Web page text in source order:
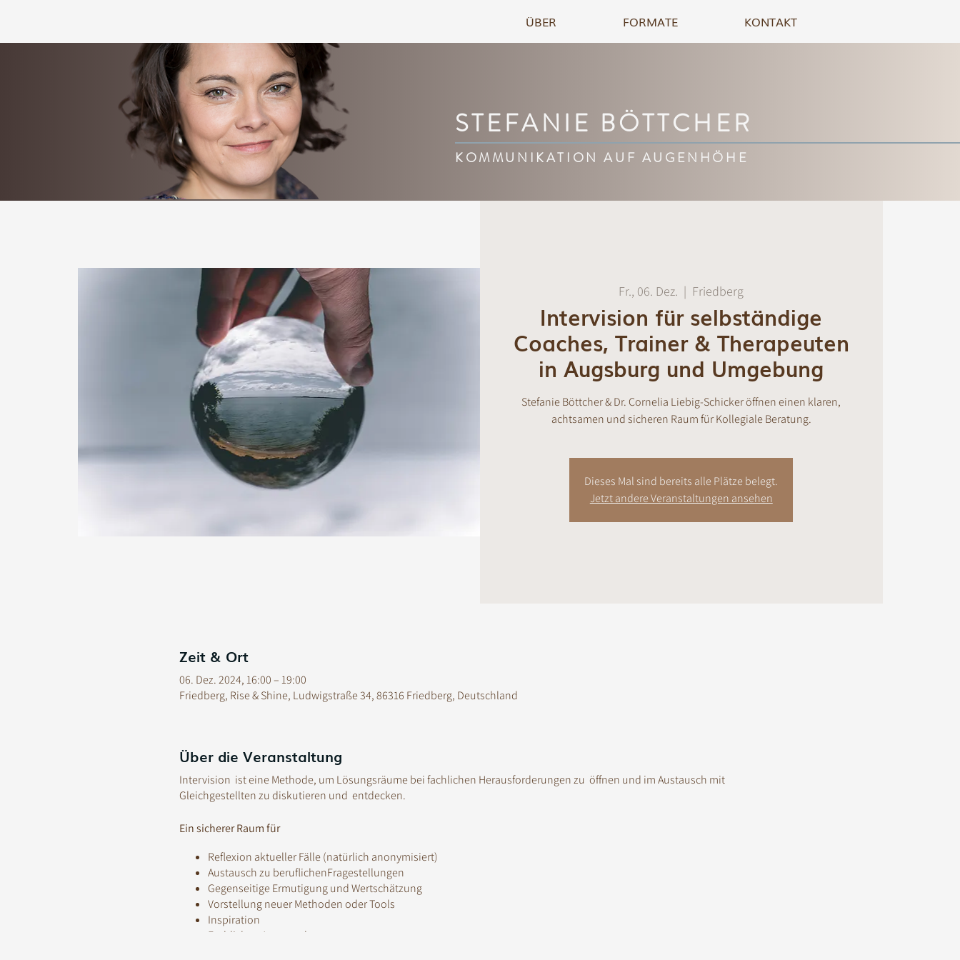
ÜBER FORMATE KONTAKT
STEFANIE BÖTTCHER
KOMMUNIKATION AUF AUGENHÖHE
Fr., 06. Dez.
  |
Friedberg
Intervision für selbständige
Coaches, Trainer & Therapeuten
in Augsburg und Umgebung
Stefanie Böttcher & Dr. Cornelia Liebig-Schicker öffnen einen klaren,
achtsamen und sicheren Raum für Kollegiale Beratung.
Dieses Mal sind bereits alle Plätze belegt.
Jetzt andere Veranstaltungen ansehen
Zeit & Ort
06. Dez. 2024, 16:00 – 19:00
Friedberg, Rise & Shine, Ludwigstraße 34, 86316 Friedberg, Deutschland
Über die Veranstaltung
Intervision ist eine Methode, um Lösungsräume bei fachlichen Herausforderungen zu öffnen und im Austausch mit
Gleichgestellten zu diskutieren und entdecken.
Ein sicherer Raum für
Reflexion aktueller Fälle (natürlich anonymisiert)
Austausch zu beruflichenFragestellungen
Gegenseitige Ermutigung und Wertschätzung
Vorstellung neuer Methoden oder Tools
Inspiration
Fachlichen Austausch